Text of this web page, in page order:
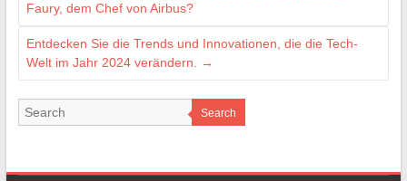
Faury, dem Chef von Airbus?
Entdecken Sie die Trends und Innovationen, die die Tech-
Welt im Jahr 2024 verändern. →
Search